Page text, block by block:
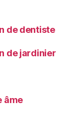
de dentiste
de jardinier
âme